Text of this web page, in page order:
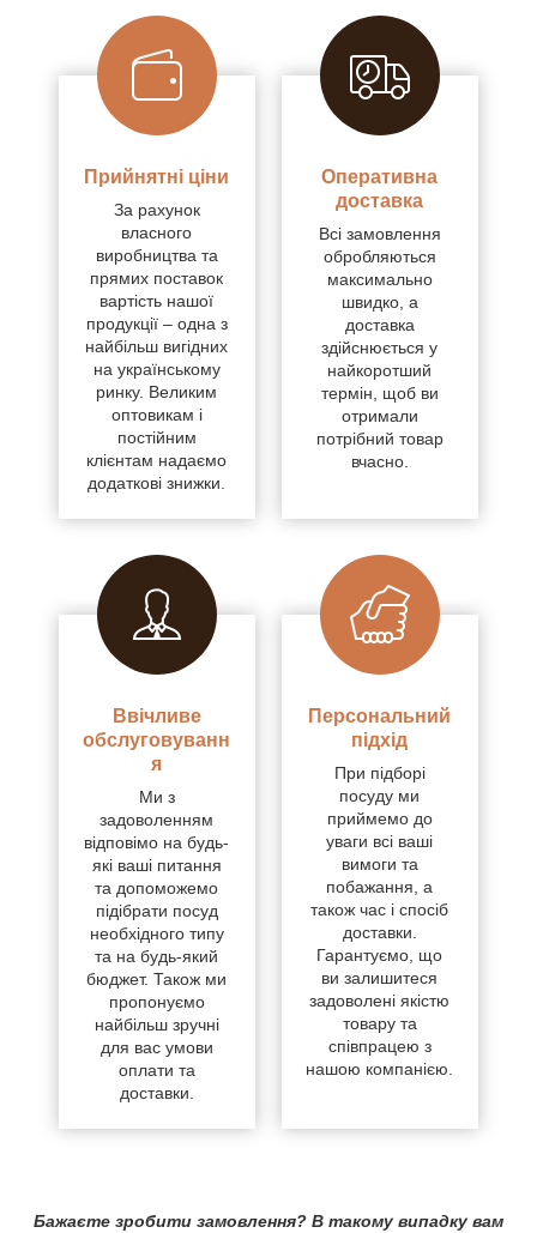
Прийнятні ціни
За рахунок
власного
виробництва та
прямих поставок
вартість нашої
продукції – одна з
найбільш вигідних
на українському
ринку. Великим
оптовикам і
постійним
клієнтам надаємо
додаткові знижки.
Оперативна
доставка
Всі замовлення
обробляються
максимально
швидко, а
доставка
здійснюється у
найкоротший
термін, щоб ви
отримали
потрібний товар
вчасно.
Ввічливе
обслуговуванн
я
Ми з
задоволенням
відповімо на будь-
які ваші питання
та допоможемо
підібрати посуд
необхідного типу
та на будь-який
бюджет. Також ми
пропонуємо
найбільш зручні
для вас умови
оплати та
доставки.
Персональний
підхід
При підборі
посуду ми
приймемо до
уваги всі ваші
вимоги та
побажання, а
також час і спосіб
доставки.
Гарантуємо, що
ви залишитеся
задоволені якістю
товару та
співпрацею з
нашою компанією.
Бажаєте зробити замовлення? В такому випадку вам